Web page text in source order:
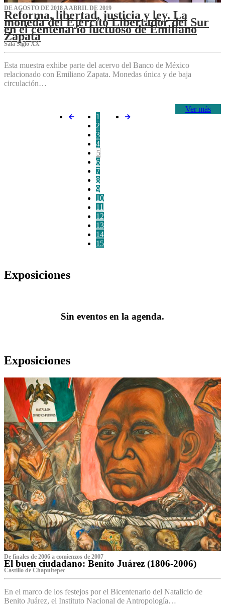
DE AGOSTO DE 2018 A ABRIL DE 2019
Reforma, libertad, justicia y ley. La
moneda del Ejército Libertador del Sur
en el centenario luctuoso de Emiliano
Zapata
Sala Siglo XX
Esta muestra exhibe parte del acervo del Banco de México
relacionado con Emiliano Zapata. Monedas única y de baja
circulación…
Ver más
1
2
3
4
5
6
7
8
9
10
11
12
13
14
15
Exposiciones
Sin eventos en la agenda.
Exposiciones
De finales de 2006 a comienzos de 2007
El buen ciudadano: Benito Juárez (1806-2006)
Castillo de Chapultepec
En el marco de los festejos por el Bicentenario del Natalicio de
Benito Juárez, el Instituto Nacional de Antropología…